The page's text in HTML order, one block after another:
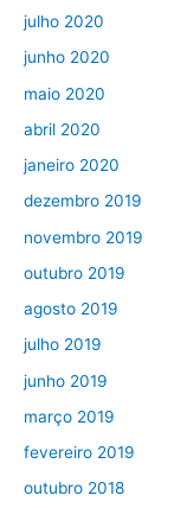
julho 2020
junho 2020
maio 2020
abril 2020
janeiro 2020
dezembro 2019
novembro 2019
outubro 2019
agosto 2019
julho 2019
junho 2019
março 2019
fevereiro 2019
outubro 2018